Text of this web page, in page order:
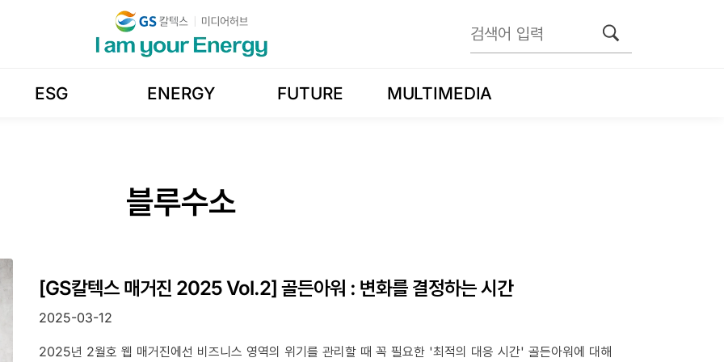
ESG ENERGY FUTURE MULTIMEDIA
블루수소
[GS칼텍스 매거진 2025 Vol.2] 골든아워 : 변화를 결정하는 시간
2025-03-12
2025년 2월호 웹 매거진에선 비즈니스 영역의 위기를 관리할 때 꼭 필요한 '최적의 대응 시간' 골든아워에 대해